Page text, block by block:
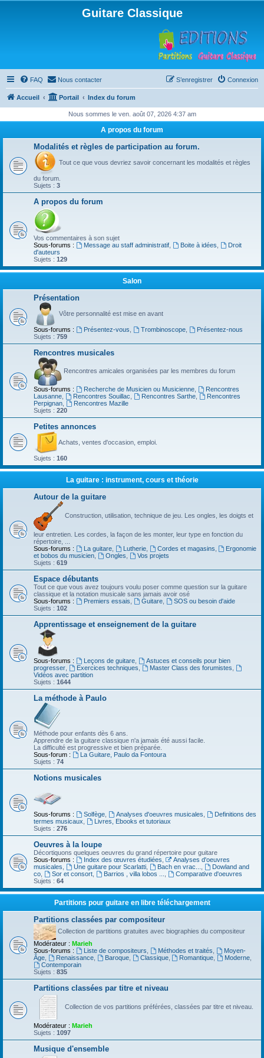
Guitare Classique
FAQ Nous contacter Connexion
S’enregistrer
Accueil Portail Index du forum
Nous sommes le ven. août 07, 2026 4:37 am
A propos du forum
Modalités et règles de participation au forum.
Tout ce que vous devriez savoir concernant les modalités et règles
du forum.
Sujets : 3
A propos du forum
Vos commentaires à son sujet
Sous-forums :
Message au staff administratif, Boite à idées
Droit
d'auteurs
Sujets : 129
Salon
Présentation
Vôtre personnalité est mise en avant
Sous-forums : Présentez-vous Trombinoscope,
Présentez-nous
Sujets : 759
Rencontres musicales
Rencontres amicales organisées par les membres du forum
Sous-forums : Recherche de Musicien ou Musicienne,
Rencontres
Lausanne
Rencontres Souillac Rencontres Sarthe,
Rencontres
Perpignan
Rencontres Mazille
Sujets : 220
Petites annonces
Achats, ventes d'occasion, emploi.
Sujets : 160
La guitare : instrument, cours et théorie
Autour de la guitare
Construction, utilisation, technique de jeu. Les ongles, les doigts et
leur entretien. Les cordes, la façon de les monter, leur type en fonction du
répertoire, ...
Sous-forums :
La guitare, Lutherie, Cordes et magasins
Ergonomie
et bobos du musicien
Ongles
Vos projets
Sujets : 619
Espace débutants
Tout ce que vous avez toujours voulu poser comme question sur la guitare
classique et la notation musicale sans jamais avoir osé
Sous-forums :
Premiers essais Guitare,
SOS ou besoin d'aide
Sujets : 102
Apprentissage et enseignement de la guitare
Sous-forums : Leçons de guitare,
Astuces et conseils pour bien
progresser
Exercices techniques Master Class des forumistes
Vidéos avec partition
Sujets : 1644
La méthode à Paulo
Méthode pour enfants dès 6 ans.
Apprendre de la guitare classique n'a jamais été aussi facile.
La difficulté est progressive et bien préparée.
Sous-forum :
La Guitare, Paulo da Fontoura
Sujets : 74
Notions musicales
Sous-forums : Solfège, Analyses d'oeuvres musicales
Definitions des
termes musicaux
Livres, Ebooks et tutoriaux
Sujets : 276
Oeuvres à la loupe
Décortiquons quelques oeuvres du grand répertoire pour guitare
Sous-forums :
Index des œuvres étudiées
Analyses d'oeuvres
musicales
Une guitare pour Scarlatti, Bach en vrac...
Dowland and
co
Sor et consort, Barrios , villa lobos ...
Comparative d'oeuvres
Sujets : 64
Partitions pour guitare en libre téléchargement
Partitions classées par compositeur
Collection de partitions gratuites avec biographies du compositeur
Modérateur : Marieh
Sous-forums :
Liste de compositeurs Méthodes et traités
Moyen-
Âge
Renaissance, Baroque, Classique, Romantique Moderne
Contemporain
Sujets : 835
Partitions classées par titre et niveau
Collection de vos partitions préférées, classées par titre et niveau.
Modérateur : Marieh
Sujets : 1097
Musique d'ensemble